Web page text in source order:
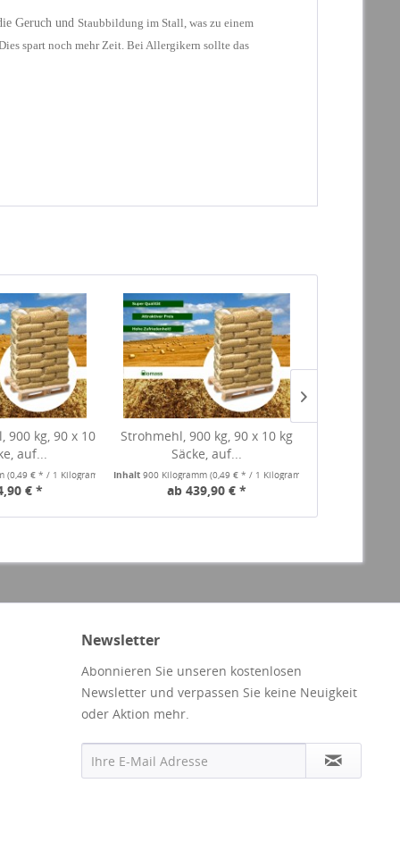
Geruch und Staubbildung im Stall, was zu einem
spart noch mehr Zeit. Bei Allergikern sollte das
900 kg, 90 x 10
auf...
(0,49 € * / 1 Kilogramm)
€ *
Strohmehl, 900 kg, 90 x 10 kg
Säcke, auf...
Inhalt900 Kilogramm(0,49 € * / 1 Kilogramm)
ab 439,90 € *
Newsletter
Abonnieren Sie unseren kostenlosen
Newsletter und verpassen Sie keine Neuigkeit
oder Aktion mehr.